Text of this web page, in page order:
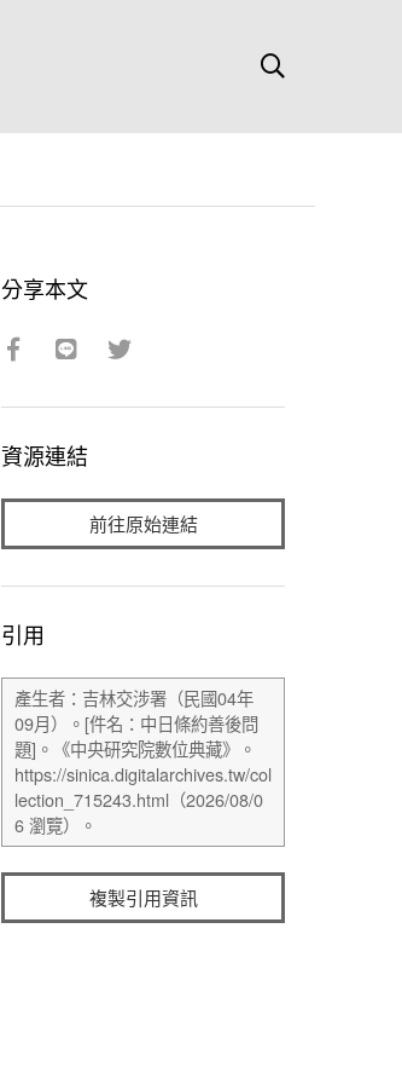
分享本文
資源連結
前往原始連結
引用
複製引用資訊